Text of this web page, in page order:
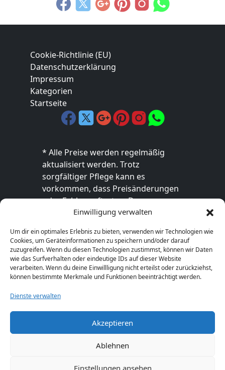
Einwilligung verwalten
Um dir ein optimales Erlebnis zu bieten, verwenden wir Technologien wie
Cookies, um Geräteinformationen zu speichern und/oder darauf
zuzugreifen. Wenn du diesen Technologien zustimmst, können wir Daten
wie das Surfverhalten oder eindeutige IDs auf dieser Website
verarbeiten. Wenn du deine Einwillligung nicht erteilst oder zurückziehst,
können bestimmte Merkmale und Funktionen beeinträchtigt werden.
Dienste verwalten
Akzeptieren
Ablehnen
Einstellungen ansehen
Cookie-Richtlinie (EU)
Datenschutzerklärung
Impressum
Kategorien
Startseite
* Alle Preise werden regelmäßig
aktualisiert werden. Trotz
sorgfältiger Pflege kann es
vorkommen, dass Preisänderungen
oder Fehler auftreten. Der
endgültige Preis sowie die
ausschließlich im jeweiligen Online-
Shop des Anbieters verbindlich. Bitte
überprüfe den Preis vor dem Kauf
direkt beim Händler.
© 2026 GeschenkeFinden.com. Alle Rechte
vorbehalten.